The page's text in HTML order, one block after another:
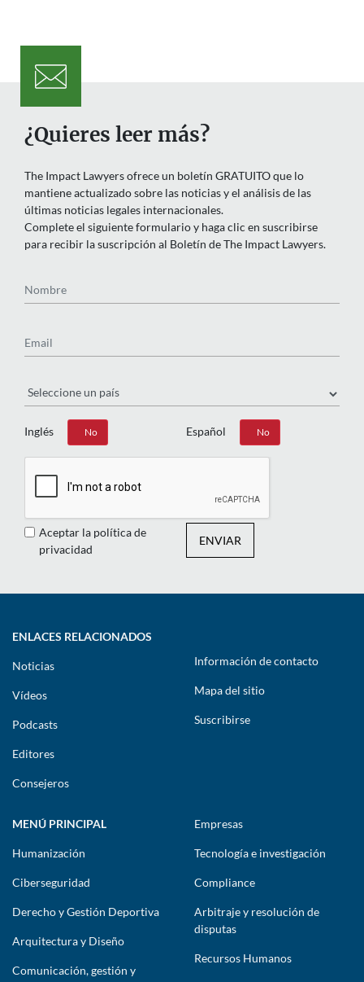
¿Quieres leer más?
The Impact Lawyers ofrece un boletín GRATUITO que lo
mantiene actualizado sobre las noticias y el análisis de las
últimas noticias legales internacionales.
Complete el siguiente formulario y haga clic en suscribirse
para recibir la suscripción al Boletín de The Impact Lawyers.
Inglés
Sí No Español
Sí No
Aceptar la política de
privacidad
ENVIAR
ENLACES RELACIONADOS
Noticias
Vídeos
Podcasts
Editores
Consejeros
Información de contacto
Mapa del sitio
Suscribirse
MENÚ PRINCIPAL
Humanización
Ciberseguridad
Derecho y Gestión Deportiva
Arquitectura y Diseño
Comunicación, gestión y
Empresas
Tecnología e investigación
Compliance
Arbitraje y resolución de
disputas
Recursos Humanos